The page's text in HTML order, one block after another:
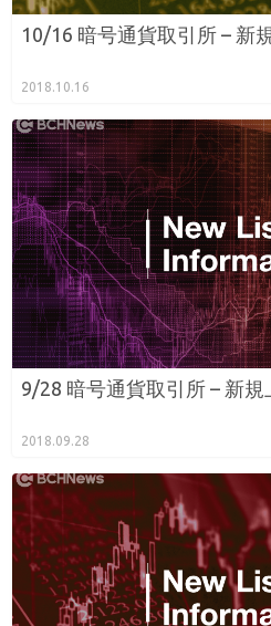
10/16 暗号通貨取引所 – 新
2018.10.16
9/28 暗号通貨取引所 – 新
2018.09.28